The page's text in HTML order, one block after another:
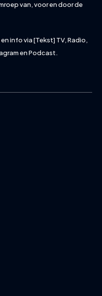
van, voor en door de
info via [Tekst] TV, Radio,
en Podcast.